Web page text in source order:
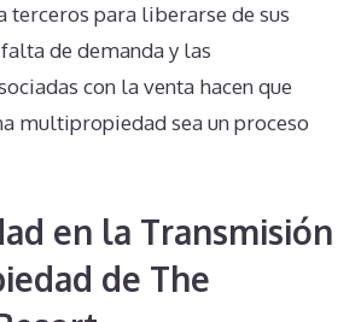
terceros para liberarse de sus
de demanda y las
con la venta hacen que
multipropiedad sea un proceso
en la Transmisión
de The